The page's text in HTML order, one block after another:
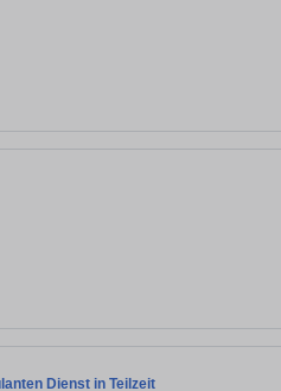
Dienst in Teilzeit